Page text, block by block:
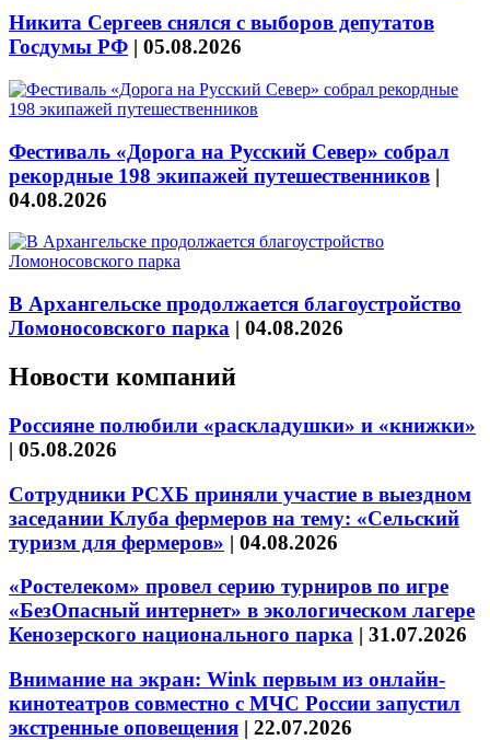
Никита Сергеев снялся с выборов депутатов
Госдумы РФ | 05.08.2026
Фестиваль «Дорога на Русский Север» собрал
рекордные 198 экипажей путешественников |
04.08.2026
В Архангельске продолжается благоустройство
Ломоносовского парка | 04.08.2026
Новости компаний
Россияне полюбили «раскладушки» и «книжки»
| 05.08.2026
Сотрудники РСХБ приняли участие в выездном
заседании Клуба фермеров на тему: «Сельский
туризм для фермеров» | 04.08.2026
«Ростелеком» провел серию турниров по игре
«БезОпасный интернет» в экологическом лагере
Кенозерского национального парка | 31.07.2026
Внимание на экран: Wink первым из онлайн-
кинотеатров совместно с МЧС России запустил
экстренные оповещения | 22.07.2026